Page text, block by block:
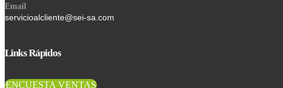
Email
servicioalcliente@sei-sa.com
Links Rápidos
ENCUESTA VENTAS